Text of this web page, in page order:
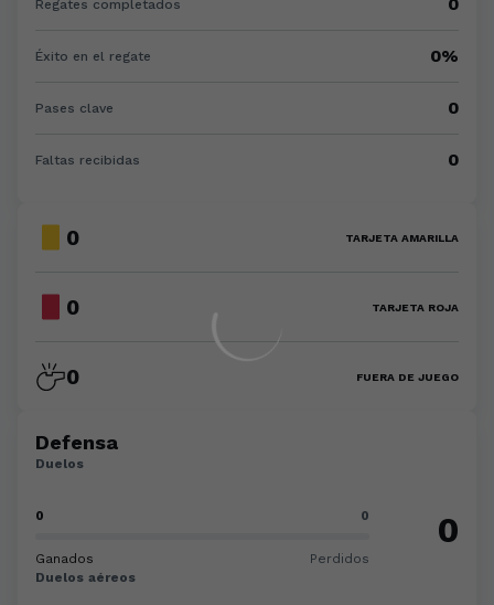
Regates completados
Éxito en el regate 0%
Pases clave 0
Faltas recibidas 0
0 TARJETA AMARILLA
0 TARJETA ROJA
0 FUERA DE JUEGO
Defensa
Duelos
0 0
Ganados Perdidos
0
Duelos aéreos